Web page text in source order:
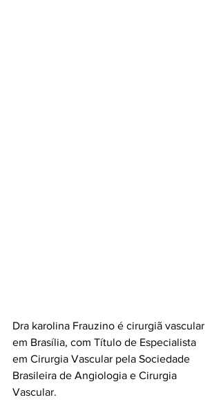
Dra karolina Frauzino é cirurgiã vascular
em Brasília, com Título de Especialista
em Cirurgia Vascular pela Sociedade
Brasileira de Angiologia e Cirurgia
Vascular.